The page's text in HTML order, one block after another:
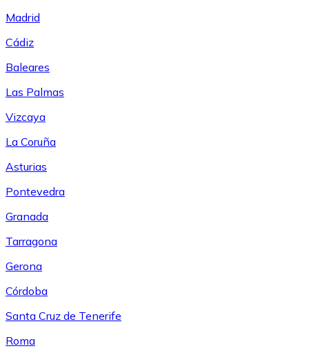
Madrid
Cádiz
Baleares
Las Palmas
Vizcaya
La Coruña
Asturias
Pontevedra
Granada
Tarragona
Gerona
Córdoba
Santa Cruz de Tenerife
Roma